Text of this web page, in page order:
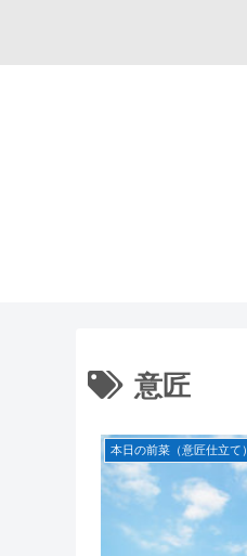
意匠
本日の前菜（意匠仕立て）